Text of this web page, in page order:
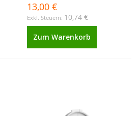
13,00 €
10,74 €
Zum Warenkorb